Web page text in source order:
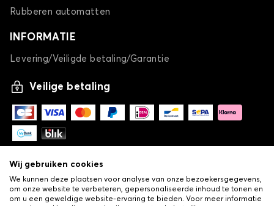
Rubberen automatten
INFORMATIE
Levering/Veiligde betaling/Garantie
Veilige betaling
Wij gebruiken cookies
We kunnen deze plaatsen voor analyse van onze bezoekersgegevens,
om onze website te verbeteren, gepersonaliseerde inhoud te tonen en
om u een geweldige website-ervaring te bieden. Voor meer informatie